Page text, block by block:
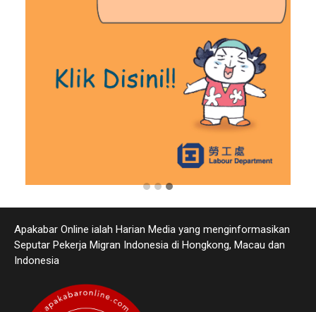
Apakabar Online ialah Harian Media yang menginformasikan
Seputar Pekerja Migran Indonesia di Hongkong, Macau dan
Indonesia